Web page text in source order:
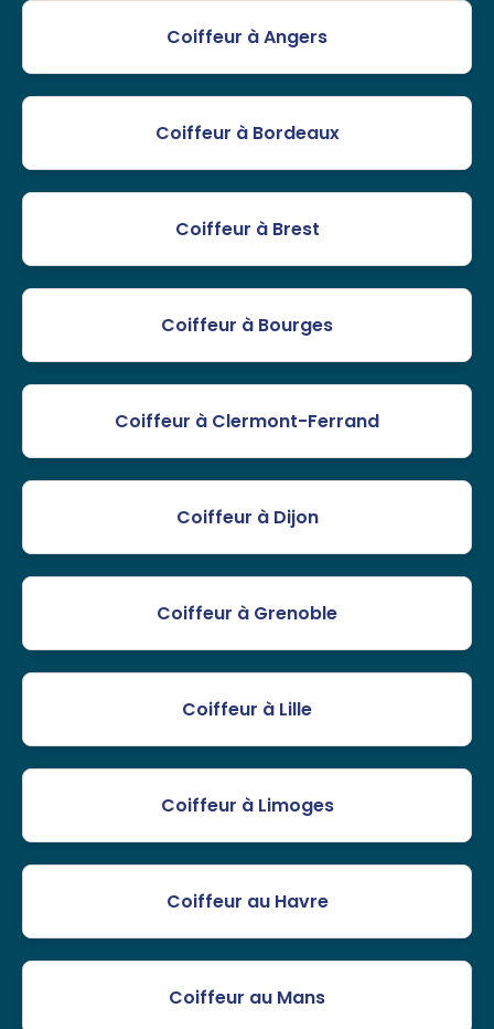
Coiffeur à Angers
Coiffeur à Bordeaux
Coiffeur à Brest
Coiffeur à Bourges
Coiffeur à Clermont-Ferrand
Coiffeur à Dijon
Coiffeur à Grenoble
Coiffeur à Lille
Coiffeur à Limoges
Coiffeur au Havre
Coiffeur au Mans